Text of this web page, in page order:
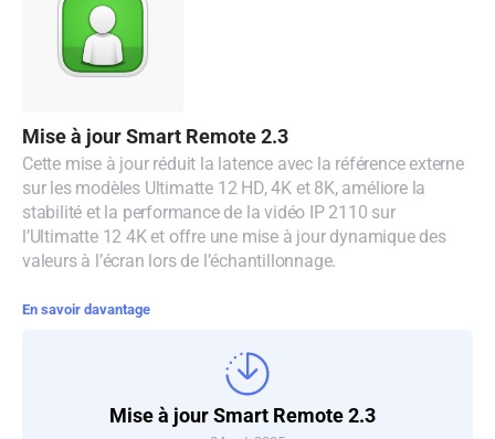
New Zealand
Poland
Portugal
Singapore
Chinese Taipei
Mise à jour Smart Remote 2.3
Cette mise à jour réduit la latence avec la référence externe
sur les modèles Ultimatte 12 HD, 4K et 8K, améliore la
stabilité et la performance de la vidéo IP 2110 sur
l’Ultimatte 12 4K et offre une mise à jour dynamique des
valeurs à l’écran lors de l’échantillonnage.
En savoir davantage
Mise à jour Smart Remote 2.3